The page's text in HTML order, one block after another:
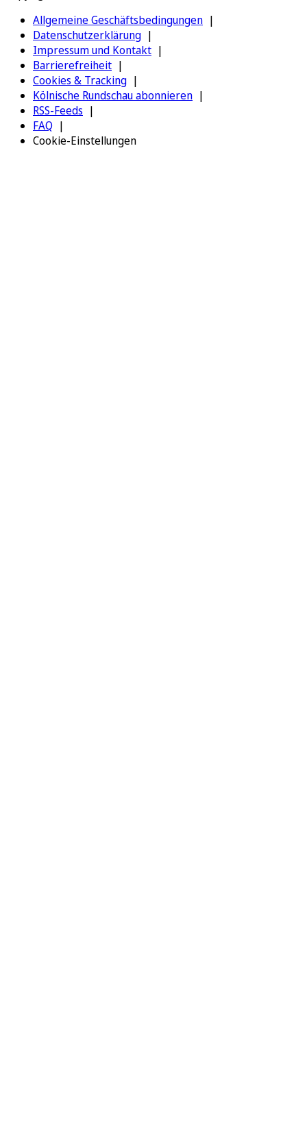
Allgemeine Geschäftsbedingungen
Datenschutzerklärung
Impressum und Kontakt
Barrierefreiheit
Cookies & Tracking
Kölnische Rundschau abonnieren
RSS-Feeds
FAQ
Cookie-Einstellungen